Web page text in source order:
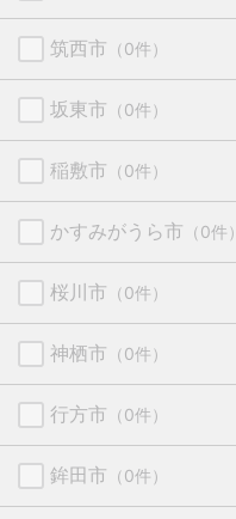
筑西市 （0件）
坂東市 （0件）
稲敷市 （0件）
かすみがうら市 （0件）
桜川市 （0件）
神栖市 （0件）
行方市 （0件）
鉾田市 （0件）